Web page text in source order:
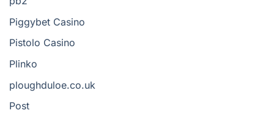
Piggybet Casino
Pistolo Casino
Plinko
ploughduloe.co.uk
Post